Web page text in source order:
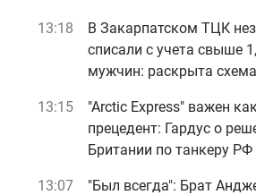
13:18
В Закарпатском ТЦК
списали с учета свыше
мужчин: раскрыта схема
13:15
"Arctic Express" важен
прецедент: Гардус о
Британии по танкеру РФ
13:07
"Был всегда": Брат